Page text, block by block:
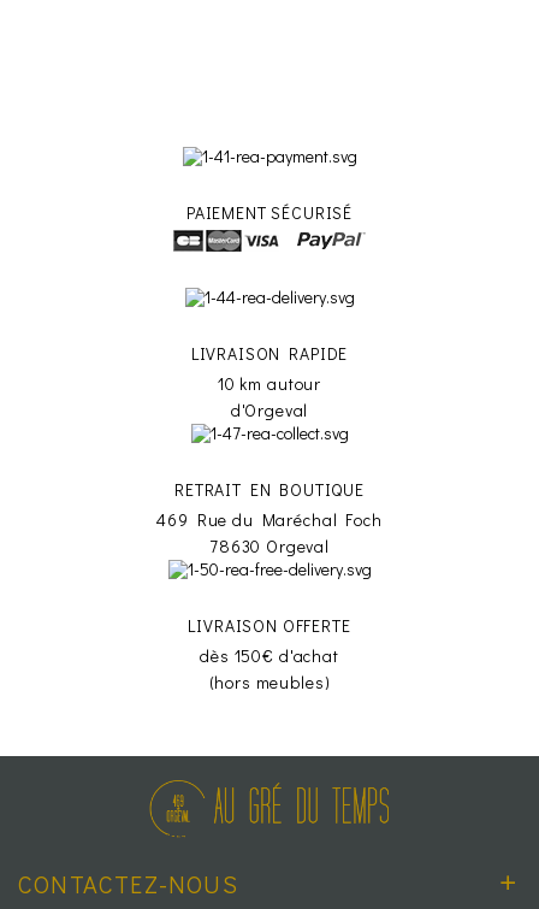
PAIEMENT SÉCURISÉ
LIVRAISON RAPIDE
10 km autour
d'Orgeval
RETRAIT EN BOUTIQUE
469 Rue du Maréchal Foch
78630 Orgeval
LIVRAISON OFFERTE
dès 150€ d'achat
(hors meubles)
CONTACTEZ-NOUS